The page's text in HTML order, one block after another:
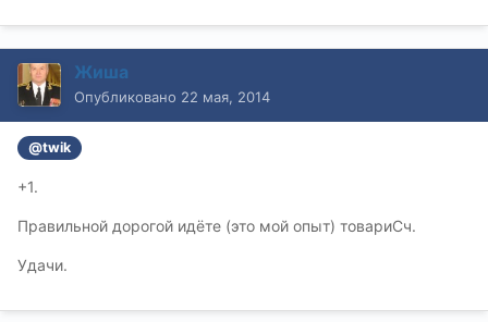
Жиша
Опубликовано 22 мая, 2014
@twik
+1.
Правильной дорогой идёте (это мой опыт) товариСч.
Удачи.